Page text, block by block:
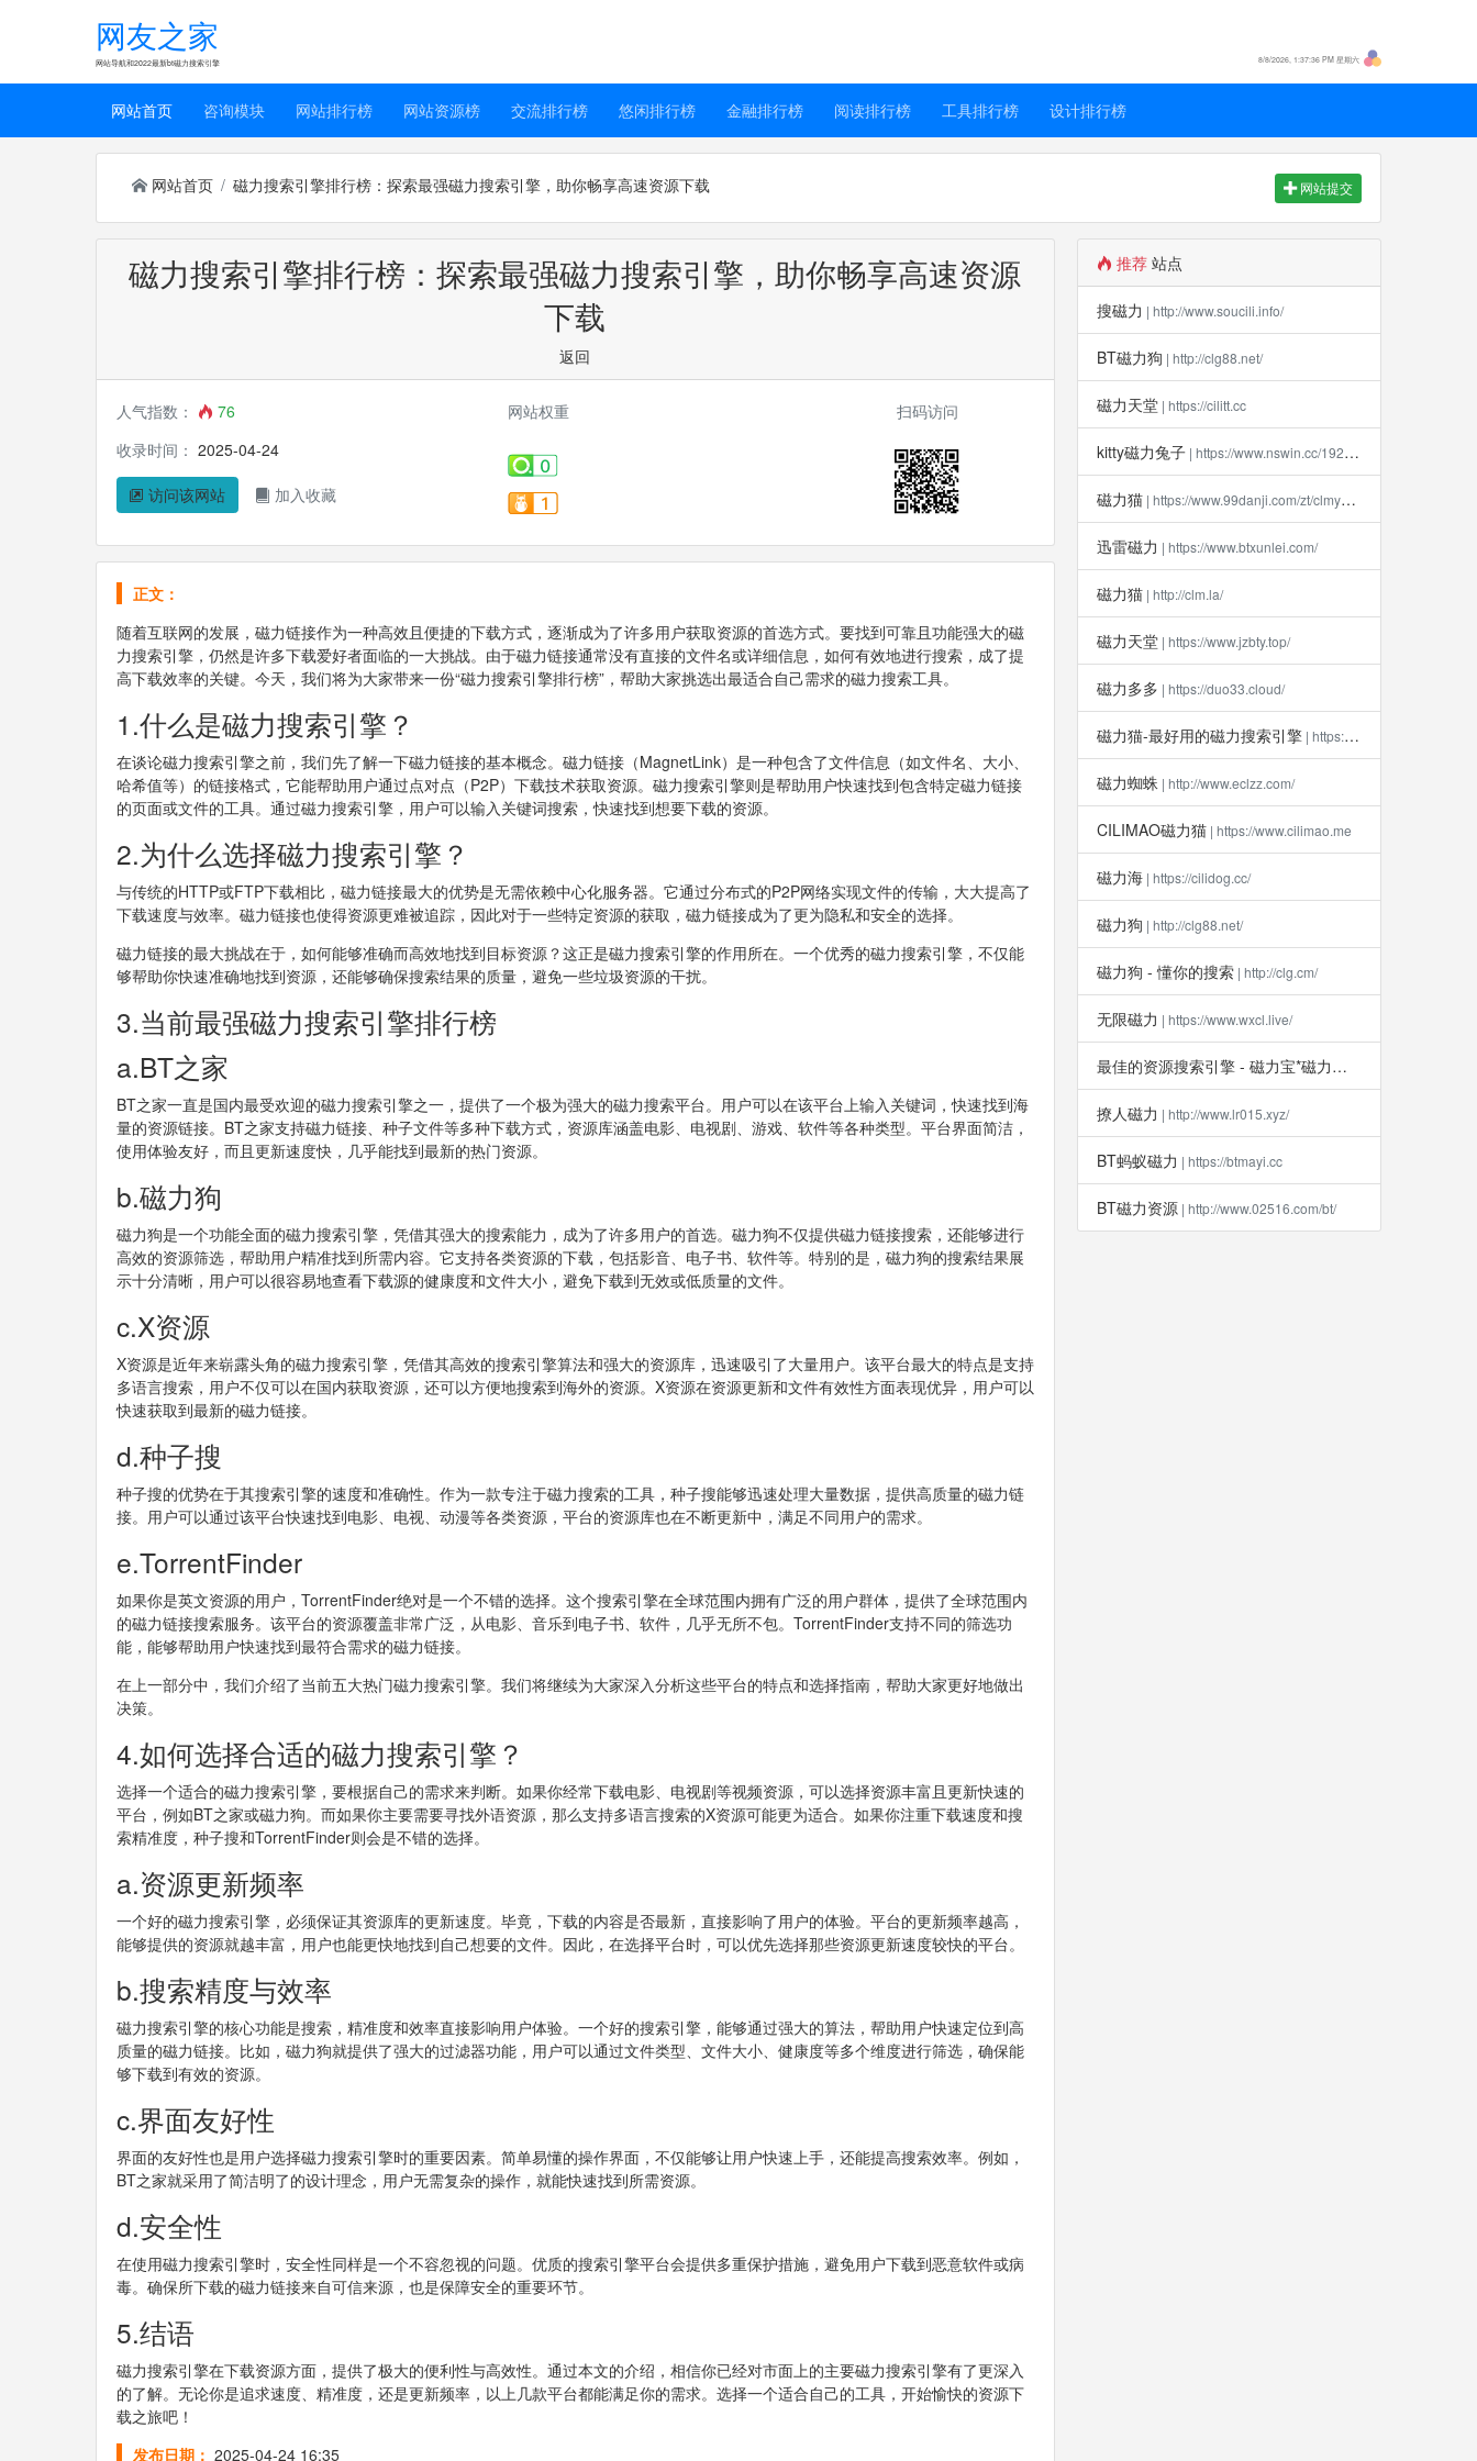
网友之家
网站导航和2022最新bt磁力搜索引擎 8/8/2026, 1:37:37 PM 星期六
网站首页 咨询模块 网站排行榜 网站资源榜 交流排行榜 悠闲排行榜 金融排行榜 阅读排行榜 工具排行榜 设计排行榜
网站首页 磁力搜索引擎排行榜：探索最强磁力搜索引擎，助你畅享高速资源下载 网站提交
磁力搜索引擎排行榜：探索最强磁力搜索引擎，助你畅享高速资源
下载
返回
人气指数：
76
收录时间： 2025-04-24
访问该网站 加入收藏
网站权重 扫码访问
正文：
随着互联网的发展，磁力链接作为一种高效且便捷的下载方式，逐渐成为了许多用户获取资源的首选方式。要找到可靠且功能强大的磁
力搜索引擎，仍然是许多下载爱好者面临的一大挑战。由于磁力链接通常没有直接的文件名或详细信息，如何有效地进行搜索，成了提
高下载效率的关键。今天，我们将为大家带来一份“磁力搜索引擎排行榜”，帮助大家挑选出最适合自己需求的磁力搜索工具。
1.什么是磁力搜索引擎？
在谈论磁力搜索引擎之前，我们先了解一下磁力链接的基本概念。磁力链接（MagnetLink）是一种包含了文件信息（如文件名、大小、
哈希值等）的链接格式，它能帮助用户通过点对点（P2P）下载技术获取资源。磁力搜索引擎则是帮助用户快速找到包含特定磁力链接
的页面或文件的工具。通过磁力搜索引擎，用户可以输入关键词搜索，快速找到想要下载的资源。
2.为什么选择磁力搜索引擎？
与传统的HTTP或FTP下载相比，磁力链接最大的优势是无需依赖中心化服务器。它通过分布式的P2P网络实现文件的传输，大大提高了
下载速度与效率。磁力链接也使得资源更难被追踪，因此对于一些特定资源的获取，磁力链接成为了更为隐私和安全的选择。
磁力链接的最大挑战在于，如何能够准确而高效地找到目标资源？这正是磁力搜索引擎的作用所在。一个优秀的磁力搜索引擎，不仅能
够帮助你快速准确地找到资源，还能够确保搜索结果的质量，避免一些垃圾资源的干扰。
3.当前最强磁力搜索引擎排行榜
a.BT之家
BT之家一直是国内最受欢迎的磁力搜索引擎之一，提供了一个极为强大的磁力搜索平台。用户可以在该平台上输入关键词，快速找到海
量的资源链接。BT之家支持磁力链接、种子文件等多种下载方式，资源库涵盖电影、电视剧、游戏、软件等各种类型。平台界面简洁，
使用体验友好，而且更新速度快，几乎能找到最新的热门资源。
b.磁力狗
磁力狗是一个功能全面的磁力搜索引擎，凭借其强大的搜索能力，成为了许多用户的首选。磁力狗不仅提供磁力链接搜索，还能够进行
高效的资源筛选，帮助用户精准找到所需内容。它支持各类资源的下载，包括影音、电子书、软件等。特别的是，磁力狗的搜索结果展
示十分清晰，用户可以很容易地查看下载源的健康度和文件大小，避免下载到无效或低质量的文件。
c.X资源
X资源是近年来崭露头角的磁力搜索引擎，凭借其高效的搜索引擎算法和强大的资源库，迅速吸引了大量用户。该平台最大的特点是支持
多语言搜索，用户不仅可以在国内获取资源，还可以方便地搜索到海外的资源。X资源在资源更新和文件有效性方面表现优异，用户可以
快速获取到最新的磁力链接。
d.种子搜
种子搜的优势在于其搜索引擎的速度和准确性。作为一款专注于磁力搜索的工具，种子搜能够迅速处理大量数据，提供高质量的磁力链
接。用户可以通过该平台快速找到电影、电视、动漫等各类资源，平台的资源库也在不断更新中，满足不同用户的需求。
e.TorrentFinder
如果你是英文资源的用户，TorrentFinder绝对是一个不错的选择。这个搜索引擎在全球范围内拥有广泛的用户群体，提供了全球范围内
的磁力链接搜索服务。该平台的资源覆盖非常广泛，从电影、音乐到电子书、软件，几乎无所不包。TorrentFinder支持不同的筛选功
能，能够帮助用户快速找到最符合需求的磁力链接。
在上一部分中，我们介绍了当前五大热门磁力搜索引擎。我们将继续为大家深入分析这些平台的特点和选择指南，帮助大家更好地做出
决策。
4.如何选择合适的磁力搜索引擎？
选择一个适合的磁力搜索引擎，要根据自己的需求来判断。如果你经常下载电影、电视剧等视频资源，可以选择资源丰富且更新快速的
平台，例如BT之家或磁力狗。而如果你主要需要寻找外语资源，那么支持多语言搜索的X资源可能更为适合。如果你注重下载速度和搜
索精准度，种子搜和TorrentFinder则会是不错的选择。
a.资源更新频率
一个好的磁力搜索引擎，必须保证其资源库的更新速度。毕竟，下载的内容是否最新，直接影响了用户的体验。平台的更新频率越高，
能够提供的资源就越丰富，用户也能更快地找到自己想要的文件。因此，在选择平台时，可以优先选择那些资源更新速度较快的平台。
b.搜索精度与效率
磁力搜索引擎的核心功能是搜索，精准度和效率直接影响用户体验。一个好的搜索引擎，能够通过强大的算法，帮助用户快速定位到高
质量的磁力链接。比如，磁力狗就提供了强大的过滤器功能，用户可以通过文件类型、文件大小、健康度等多个维度进行筛选，确保能
够下载到有效的资源。
c.界面友好性
界面的友好性也是用户选择磁力搜索引擎时的重要因素。简单易懂的操作界面，不仅能够让用户快速上手，还能提高搜索效率。例如，
BT之家就采用了简洁明了的设计理念，用户无需复杂的操作，就能快速找到所需资源。
d.安全性
在使用磁力搜索引擎时，安全性同样是一个不容忽视的问题。优质的搜索引擎平台会提供多重保护措施，避免用户下载到恶意软件或病
毒。确保所下载的磁力链接来自可信来源，也是保障安全的重要环节。
5.结语
磁力搜索引擎在下载资源方面，提供了极大的便利性与高效性。通过本文的介绍，相信你已经对市面上的主要磁力搜索引擎有了更深入
的了解。无论你是追求速度、精准度，还是更新频率，以上几款平台都能满足你的需求。选择一个适合自己的工具，开始愉快的资源下
载之旅吧！
发布日期： 2025-04-24 16:35
推荐 站点
搜磁力 | http://www.soucili.info/
BT磁力狗 | http://clg88.net/
磁力天堂 | https://cilitt.cc
kitty磁力兔子 | https://www.nswin.cc/19270.html
磁力猫 | https://www.99danji.com/zt/clmykxz/
迅雷磁力 | https://www.btxunlei.com/
磁力猫 | http://clm.la​/
磁力天堂 | https://www.jzbty.top/
磁力多多 | https://duo33.cloud/
磁力猫-最好用的磁力搜索引擎 | https://clm112.xyz
磁力蜘蛛 | http://www.eclzz.com/
CILIMAO磁力猫 | https://www.cilimao.me
磁力海 | https://cilidog.cc/
磁力狗 | http://clg88.net/
磁力狗 - 懂你的搜索 | http://clg.cm/
无限磁力 | https://www.wxcl.live/
最佳的资源搜索引擎 - 磁力宝*磁力吧
撩人磁力 | http://www.lr015.xyz/
BT蚂蚁磁力 | https://btmayi.cc
BT磁力资源 | http://www.02516.com/bt/